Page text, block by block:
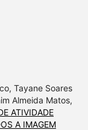
Tayane Soares
Almeida Matos,
ATIVIDADE
A IMAGEM